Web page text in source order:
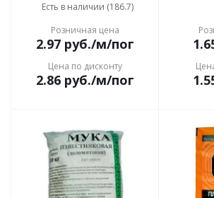
Есть в наличии (186.7)
Розничная цена
2.97руб./м/пог
Цена по дисконту
2.86руб./м/пог